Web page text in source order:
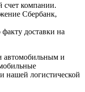
счет компании.
Сбербанк,
доставки на
автомобильным и
нашей логистической